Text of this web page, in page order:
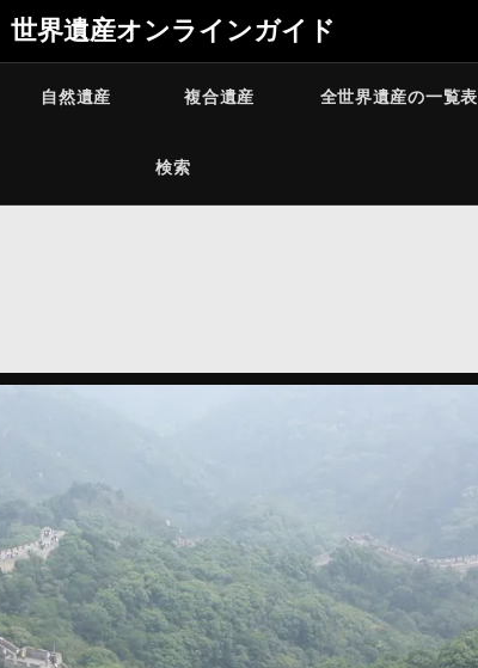
世界遺産オンラインガイド
自然遺産 複合遺産 全世界遺産の一覧表
検索